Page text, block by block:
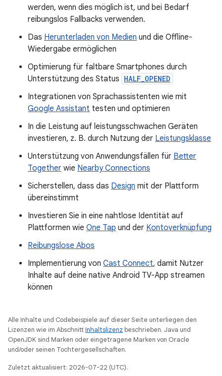
werden, wenn dies möglich ist, und bei Bedarf
reibungslos Fallbacks verwenden.
Das Herunterladen von Medien und die Offline-
Wiedergabe ermöglichen
Optimierung für faltbare Smartphones durch
Unterstützung des Status HALF_OPENED
Integrationen von Sprachassistenten wie mit
Google Assistant testen und optimieren
In die Leistung auf leistungsschwachen Geräten
investieren, z. B. durch Nutzung der Leistungsklasse
Unterstützung von Anwendungsfällen für Better
Together wie Nearby Connections
Sicherstellen, dass das Design mit der Plattform
übereinstimmt
Investieren Sie in eine nahtlose Identität auf
Plattformen wie One Tap und der Kontoverknüpfung
Reibungslose Abos
Implementierung von Cast Connect, damit Nutzer
Inhalte auf deine native Android TV-App streamen
können
Alle Inhalte und Codebeispiele auf dieser Seite unterliegen den
Lizenzen wie im AbschnittInhaltslizenz beschrieben. Java und
OpenJDK sind Marken oder eingetragene Marken von Oracle
und/oder seinen Tochtergesellschaften.
Zuletzt aktualisiert: 2026-07-22 (UTC).